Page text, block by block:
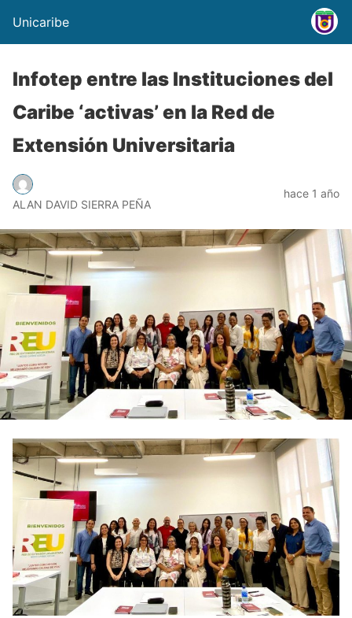
Unicaribe
Infotep entre las Instituciones del
Caribe ‘activas’ en la Red de
Extensión Universitaria
ALAN DAVID SIERRA PEÑA
hace 1 año